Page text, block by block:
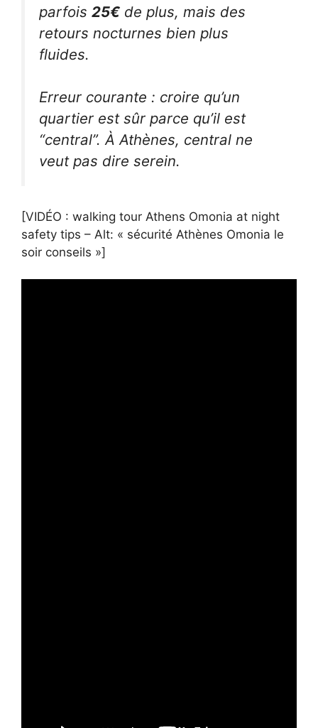
parfois 25€ de plus, mais des
retours nocturnes bien plus
fluides.
Erreur courante : croire qu’un
quartier est sûr parce qu’il est
“central”. À Athènes, central ne
veut pas dire serein.
[VIDÉO : walking tour Athens Omonia at night
safety tips – Alt: « sécurité Athènes Omonia le
soir conseils »]